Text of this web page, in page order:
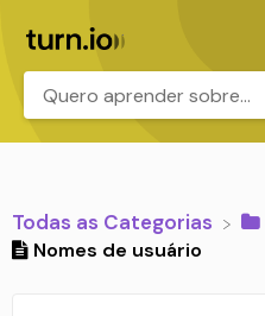
Todas as Categorias
Nomes de usuário
.